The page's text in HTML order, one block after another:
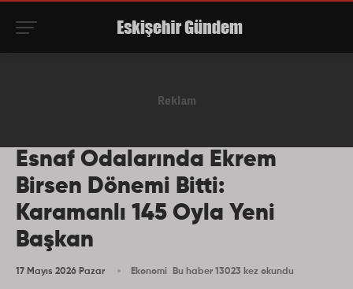
Esnaf Odalarında Ekrem
Birsen Dönemi Bitti:
Karamanlı 145 Oyla Yeni
Başkan
17 Mayıs 2026 Pazar Ekonomi Bu haber 13023 kez okundu